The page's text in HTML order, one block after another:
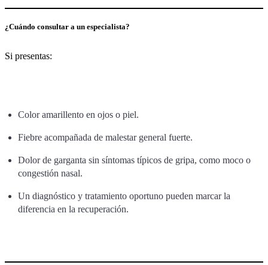
¿Cuándo consultar a un especialista?
Si presentas:
Color amarillento en ojos o piel.
Fiebre acompañada de malestar general fuerte.
Dolor de garganta sin síntomas típicos de gripa, como moco o
congestión nasal.
Un diagnóstico y tratamiento oportuno pueden marcar la
diferencia en la recuperación.